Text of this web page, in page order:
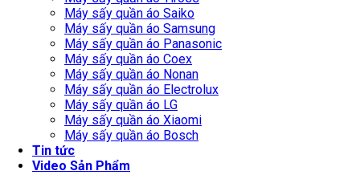
Máy sấy quần áo Saiko
Máy sấy quần áo Samsung
Máy sấy quần áo Panasonic
Máy sấy quần áo Coex
Máy sấy quần áo Nonan
Máy sấy quần áo Electrolux
Máy sấy quần áo LG
Máy sấy quần áo Xiaomi
Máy sấy quần áo Bosch
Tin tức
Video Sản Phẩm